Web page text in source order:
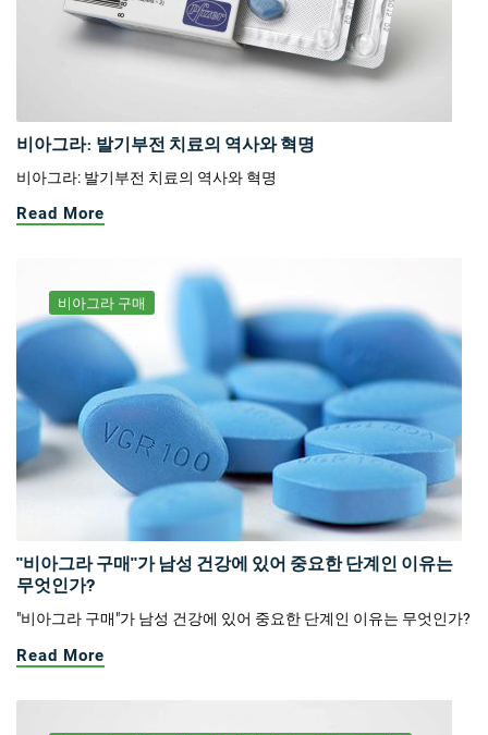
비아그라: 발기부전 치료의 역사와 혁명
비아그라: 발기부전 치료의 역사와 혁명
Read More
비아그라 구매
"비아그라 구매"가 남성 건강에 있어 중요한 단계인 이유는
무엇인가?
"비아그라 구매"가 남성 건강에 있어 중요한 단계인 이유는 무엇인가?
Read More